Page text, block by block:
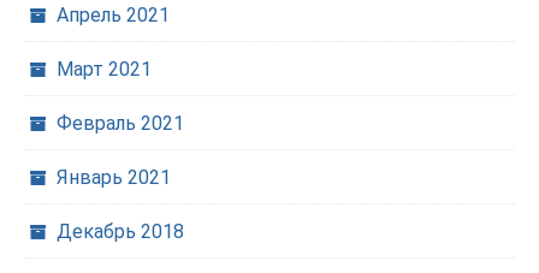
Апрель 2021
Март 2021
Февраль 2021
Январь 2021
Декабрь 2018